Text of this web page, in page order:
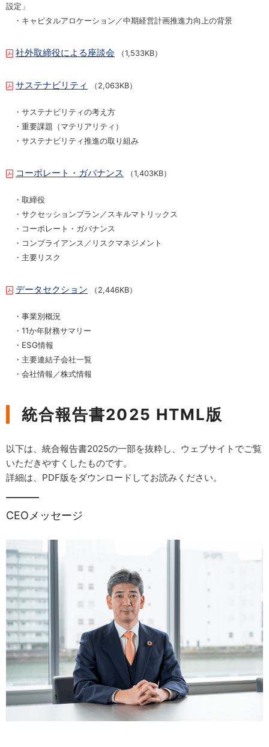
設定」
・キャピタルアロケーション／中期経営計画推進力向上の背景
社外取締役による座談会 （1,533KB）
サステナビリティ （2,063KB）
・サステナビリティの考え方
・重要課題（マテリアリティ）
・サステナビリティ推進の取り組み
コーポレート・ガバナンス （1,403KB）
・取締役
・サクセッションプラン／スキルマトリックス
・コーポレート・ガバナンス
・コンプライアンス／リスクマネジメント
・主要リスク
データセクション （2,446KB）
・事業別概況
・11か年財務サマリー
・ESG情報
・主要連結子会社一覧
・会社情報／株式情報
統合報告書2025 HTML版
以下は、統合報告書2025の一部を抜粋し、ウェブサイトでご覧
いただきやすくしたものです。
詳細は、PDF版をダウンロードしてお読みください。
CEOメッセージ